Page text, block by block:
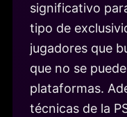
significativo
tipo de
jugadores que
que no se
plataformas.
técnicas de la